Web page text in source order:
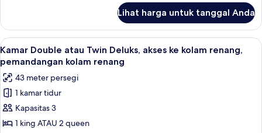
Kamar
Double
atau
Twin
Deluks,
pemandangan
kebun
Lihat harga untuk tanggal Anda
Lihat
semua
foto
untuk
Kamar
Double
atau
Minibar gratis, brankas, meja kerja,
8
Kamar Double atau Twin Deluks, akses ke kolam renang,
pemandangan kolam renang
43 meter persegi
1 kamar tidur
Kapasitas 3
1 king ATAU 2 queen